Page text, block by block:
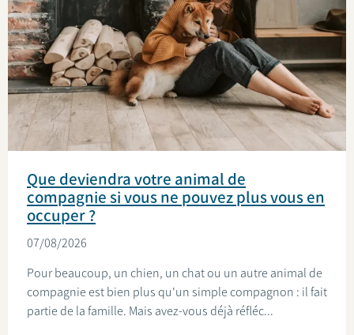
Que deviendra votre animal de
compagnie si vous ne pouvez plus vous en
occuper ?
07/08/2026
Pour beaucoup, un chien, un chat ou un autre animal de
compagnie est bien plus qu'un simple compagnon : il fait
partie de la famille. Mais avez-vous déjà réfléc...